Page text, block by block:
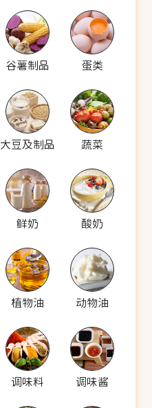
谷薯制品 蛋类
大豆及制品 蔬菜
鲜奶 酸奶
植物油 动物油
调味料 调味酱